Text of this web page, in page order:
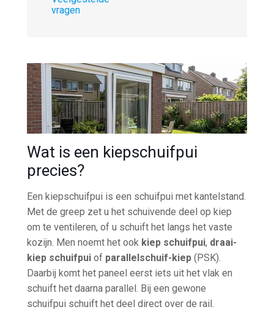
vragen
Wat is een kiepschuifpui
precies?
Een kiepschuifpui is een schuifpui met kantelstand.
Met de greep zet u het schuivende deel op kiep
om te ventileren, of u schuift het langs het vaste
kozijn. Men noemt het ook kiep schuifpui, draai-
kiep schuifpui of parallelschuif-kiep (PSK).
Daarbij komt het paneel eerst iets uit het vlak en
schuift het daarna parallel. Bij een gewone
schuifpui schuift het deel direct over de rail.